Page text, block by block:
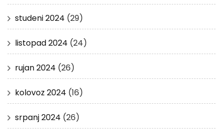
studeni 2024 (29)
listopad 2024 (24)
rujan 2024 (26)
kolovoz 2024 (16)
srpanj 2024 (26)